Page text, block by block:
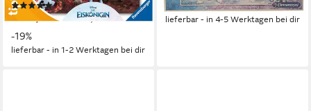
(19)
ab 12,08 € UVP14,99 €
-19%
lieferbar - in 1-2 Werktagen bei dir
ab 8,99 €
lieferbar - in 4-5 Werktagen bei dir